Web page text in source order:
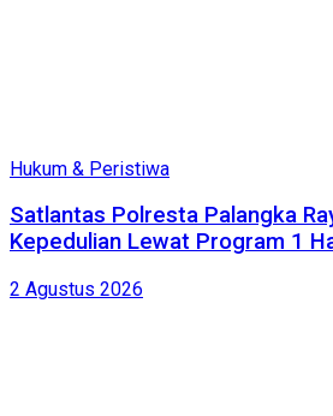
Hukum & Peristiwa
Satlantas Polresta Palangka
Kepedulian Lewat Program 1
2 Agustus 2026